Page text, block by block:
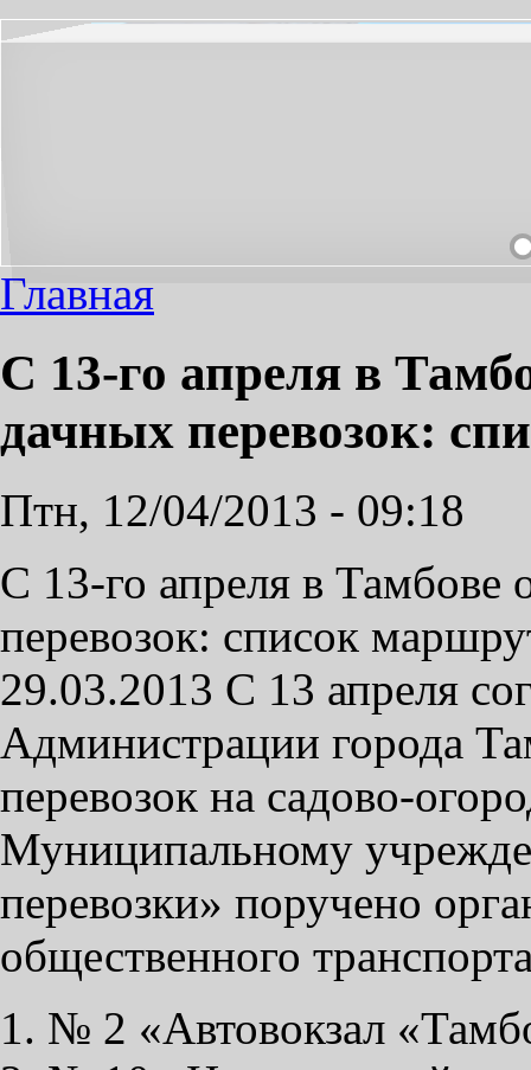
Главная
С 13-го апреля в
дачных перевозок:
Птн, 12/04/2013 - 09:18
С 13-го апреля в Тамбове
перевозок: список
29.03.2013 С 13 апреля
Администрации города
перевозок на садово-
Муниципальному
перевозки» поручено
общественного
№ 2 «Автовокзал